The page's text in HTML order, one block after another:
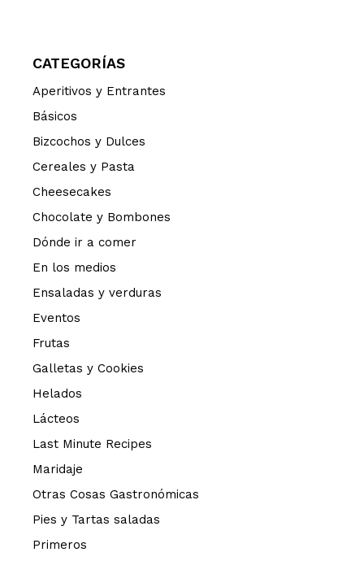
CATEGORÍAS
Aperitivos y Entrantes
Básicos
Bizcochos y Dulces
Cereales y Pasta
Cheesecakes
Chocolate y Bombones
Dónde ir a comer
En los medios
Ensaladas y verduras
Eventos
Frutas
Galletas y Cookies
Helados
Lácteos
Last Minute Recipes
Maridaje
Otras Cosas Gastronómicas
Pies y Tartas saladas
Primeros